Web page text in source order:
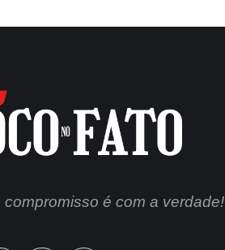
compromisso é com a verdade!